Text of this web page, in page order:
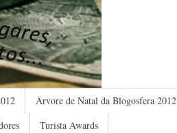
Árvore de Natal da Blogosfera 2012
Turista Awards